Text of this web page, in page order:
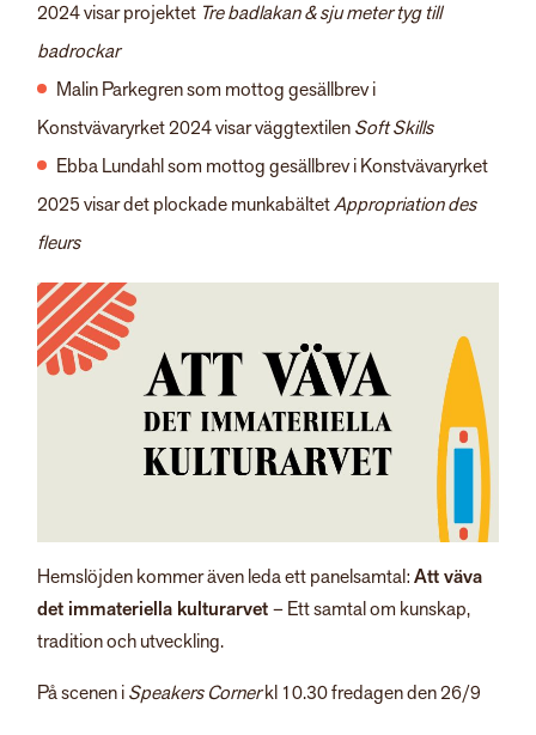
2024 visar projektet Tre badlakan & sju meter tyg till
badrockar
Malin Parkegren som mottog gesällbrev i
Konstvävaryrket 2024 visar väggtextilenSoft Skills
Ebba Lundahl som mottog gesällbrev i Konstvävaryrket
2025 visar det plockade munkabältetAppropriation des
fleurs
Hemslöjden kommer även leda ett panelsamtal:Att väva
det immateriella kulturarvet– Ett samtal om kunskap,
tradition och utveckling.
På scenen iSpeakers Cornerkl 10.30 fredagen den 26/9